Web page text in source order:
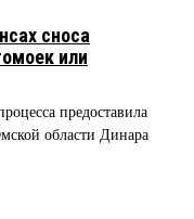
сноса
или
предоставила
области Динара